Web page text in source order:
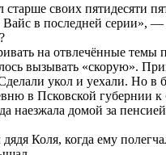
старше своих пятидесяти
в последней серии»,
на отвлечённые темы
вызывать «скорую».
укол и уехали. Но в
в Псковской губернии к
наезжала домой за
Коля, когда ему